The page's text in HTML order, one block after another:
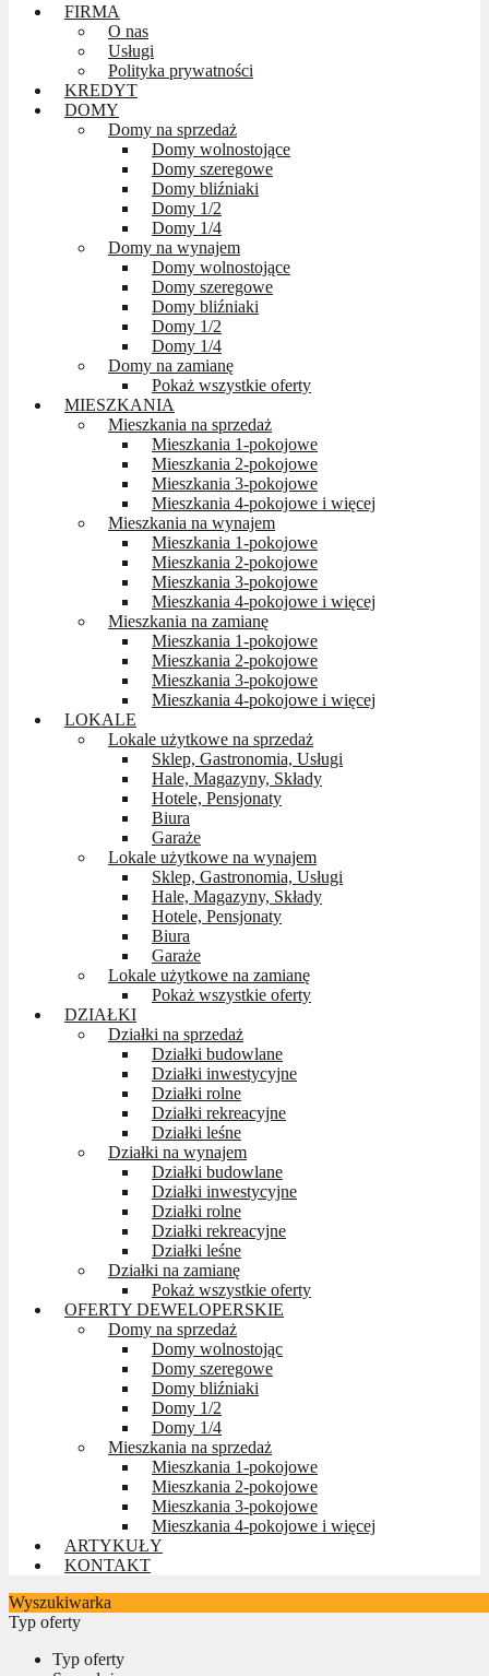
FIRMA
O nas
Usługi
Polityka prywatności
KREDYT
DOMY
Domy na sprzedaż
Domy wolnostojące
Domy szeregowe
Domy bliźniaki
Domy 1/2
Domy 1/4
Domy na wynajem
Domy wolnostojące
Domy szeregowe
Domy bliźniaki
Domy 1/2
Domy 1/4
Domy na zamianę
Pokaż wszystkie oferty
MIESZKANIA
Mieszkania na sprzedaż
Mieszkania 1-pokojowe
Mieszkania 2-pokojowe
Mieszkania 3-pokojowe
Mieszkania 4-pokojowe i więcej
Mieszkania na wynajem
Mieszkania 1-pokojowe
Mieszkania 2-pokojowe
Mieszkania 3-pokojowe
Mieszkania 4-pokojowe i więcej
Mieszkania na zamianę
Mieszkania 1-pokojowe
Mieszkania 2-pokojowe
Mieszkania 3-pokojowe
Mieszkania 4-pokojowe i więcej
LOKALE
Lokale użytkowe na sprzedaż
Sklep, Gastronomia, Usługi
Hale, Magazyny, Składy
Hotele, Pensjonaty
Biura
Garaże
Lokale użytkowe na wynajem
Sklep, Gastronomia, Usługi
Hale, Magazyny, Składy
Hotele, Pensjonaty
Biura
Garaże
Lokale użytkowe na zamianę
Pokaż wszystkie oferty
DZIAŁKI
Działki na sprzedaż
Działki budowlane
Działki inwestycyjne
Działki rolne
Działki rekreacyjne
Działki leśne
Działki na wynajem
Działki budowlane
Działki inwestycyjne
Działki rolne
Działki rekreacyjne
Działki leśne
Działki na zamianę
Pokaż wszystkie oferty
OFERTY DEWELOPERSKIE
Domy na sprzedaż
Domy wolnostojąc
Domy szeregowe
Domy bliźniaki
Domy 1/2
Domy 1/4
Mieszkania na sprzedaż
Mieszkania 1-pokojowe
Mieszkania 2-pokojowe
Mieszkania 3-pokojowe
Mieszkania 4-pokojowe i więcej
ARTYKUŁY
KONTAKT
Wyszukiwarka
Typ oferty
Typ oferty